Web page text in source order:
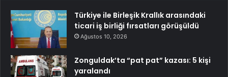
Türkiye ile Birleşik Krallık arasındaki
ticari iş birliği fırsatları görüşüldü
Ağustos 10, 2026
Zonguldak’ta “pat pat” kazası: 5 kişi
yaralandı